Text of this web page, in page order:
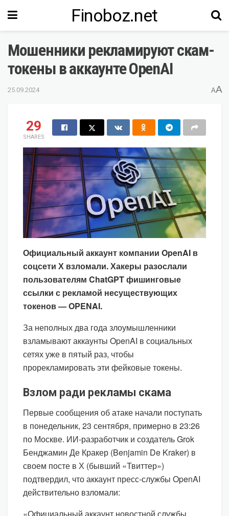
Finoboz.net
Мошенники рекламируют скам-
токены в аккаунте OpenAI
25.09.2024 AA
29
SHARES
Официальный аккаунт компании OpenAI в
соцсети Х взломали. Хакеры разослали
пользователям ChatGPT фишинговые
ссылки с рекламой несуществующих
токенов — OPENAI.
За неполных два года злоумышленники
взламывают аккаунты OpenAI в социальных
сетях уже в пятый раз, чтобы
прорекламировать эти фейковые токены.
Взлом ради рекламы скама
Первые сообщения об атаке начали поступать
в понедельник, 23 сентября, примерно в 23:26
по Москве. ИИ-разработчик и создатель Grok
Бенджамин Де Кракер (Benjamin De Kraker) в
своем посте в Х (бывший «Твиттер»)
подтвердил, что аккаунт пресс-службы OpenAI
действительно взломали: